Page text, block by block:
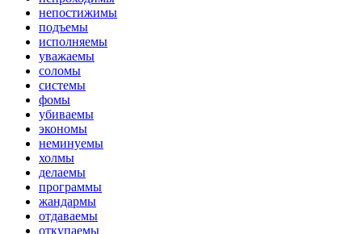
непостижимы
подъемы
исполняемы
уважаемы
соломы
системы
фомы
убиваемы
экономы
неминуемы
холмы
делаемы
программы
жандармы
отдаваемы
откупаемы